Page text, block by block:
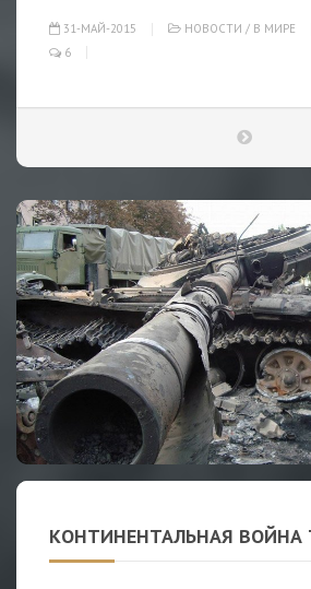
31-МАЙ-2015 НОВОСТИ / В МИРЕ
6
КОНТИНЕНТАЛЬНАЯ ВОЙНА